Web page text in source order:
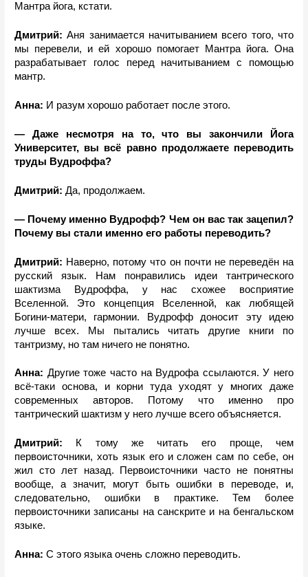
Мантра йога, кстати.
Дмитрий: Аня занимается начитыванием всего того, что
мы перевели, и ей хорошо помогает Мантра йога. Она
разрабатывает голос перед начитыванием с помощью
мантр.
Анна: И разум хорошо работает после этого.
— Даже несмотря на то, что вы закончили Йога
Университет, вы всё равно продолжаете переводить
труды Вудроффа?
Дмитрий: Да, продолжаем.
— Почему именно Вудрофф? Чем он вас так зацепил?
Почему вы стали именно его работы переводить?
Дмитрий: Наверно, потому что он почти не переведён на
русский язык. Нам понравились идеи тантрического
шактизма Вудроффа, у нас схожее восприятие
Вселенной. Это концепция Вселенной, как любящей
Богини-матери, гармонии. Вудрофф доносит эту идею
лучше всех. Мы пытались читать другие книги по
тантризму, но там ничего не понятно.
Анна: Другие тоже часто на Вудрофа ссылаются. У него
всё-таки основа, и корни туда уходят у многих даже
современных авторов. Потому что именно про
тантрический шактизм у него лучше всего объясняется.
Дмитрий:
К тому же читать его проще, чем
первоисточники, хоть язык его и сложен сам по себе, он
жил сто лет назад. Первоисточники часто не понятны
вообще, а значит, могут быть ошибки в переводе, и,
следовательно, ошибки в практике. Тем более
первоисточники записаны на санскрите и на бенгальском
языке.
Анна: С этого языка очень сложно переводить.